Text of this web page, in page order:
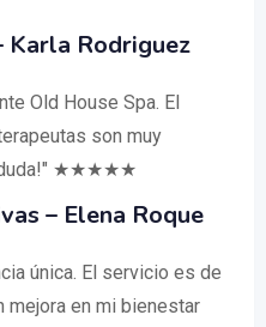
Karla Rodriguez
Old House Spa. El
son muy
duda!" ★★★★★
– Elena Roque
única. El servicio es de
mejora en mi bienestar